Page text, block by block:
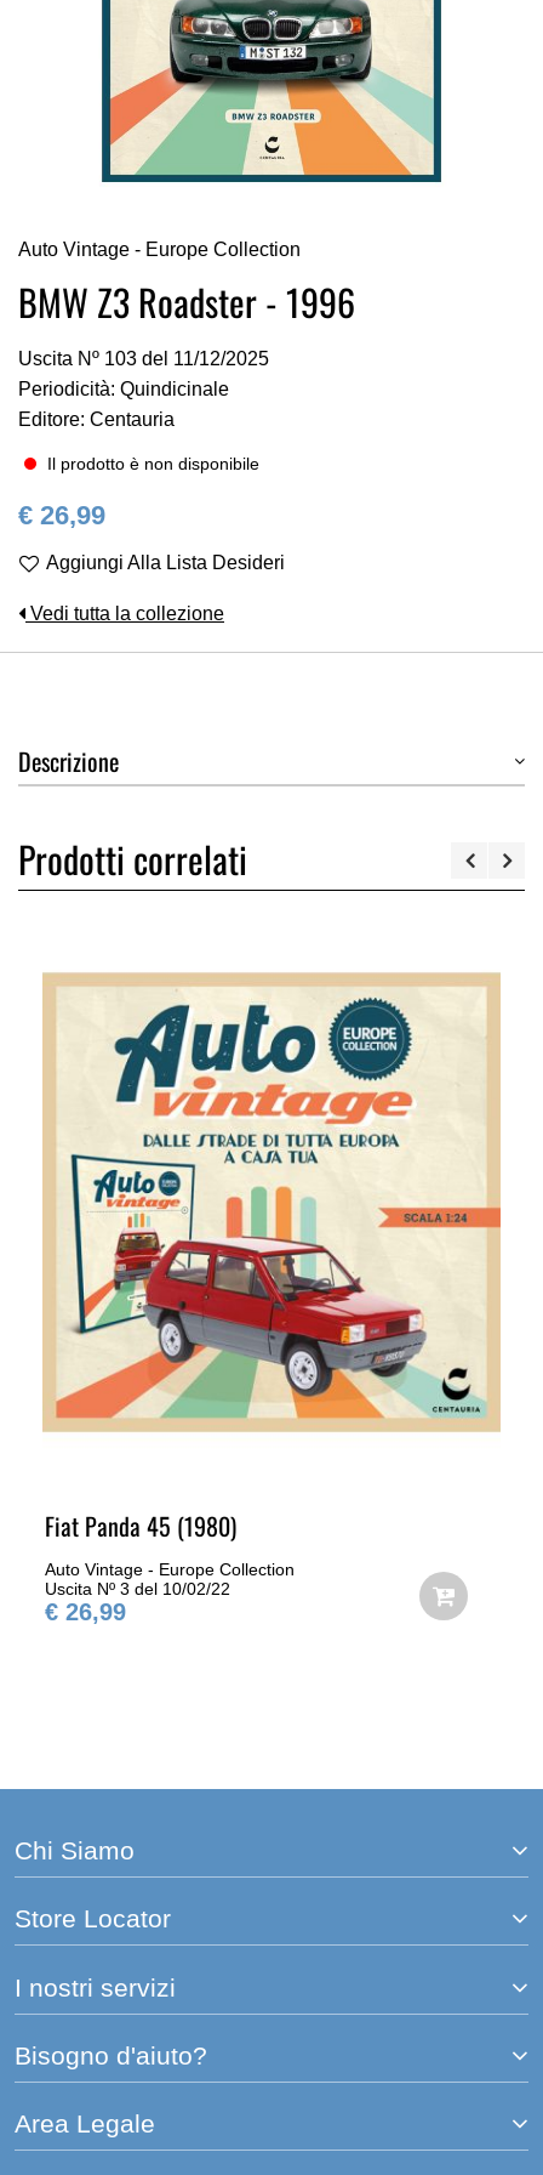
all'inizio
della
galleria
immagini
Auto Vintage - Europe Collection
BMW Z3 Roadster - 1996
Uscita Nº 103 del 11/12/2025
Periodicità: Quindicinale
Editore: Centauria
Il prodotto è non disponibile
€ 26,99
Aggiungi Alla Lista Desideri
Vedi tutta la collezione
Descrizione
Prodotti correlati
Fiat Panda 45 (1980)
Auto Vintage - Europe Collection
Uscita Nº 3 del 10/02/22
€ 26,99
Chi Siamo
Store Locator
I nostri servizi
Bisogno d'aiuto?
Area Legale